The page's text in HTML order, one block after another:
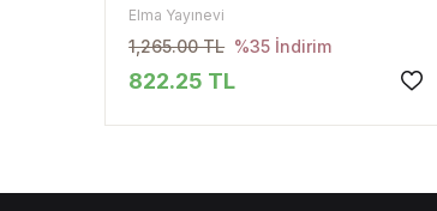
Elma Yayınevi
1,265.00 TL %35 İndirim
822.25 TL